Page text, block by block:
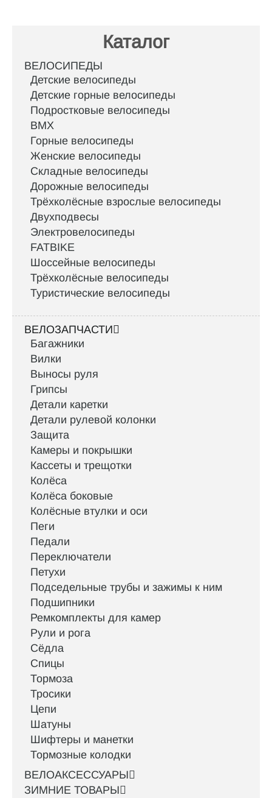
Каталог
ВЕЛОСИПЕДЫ
Детские велосипеды
Детские горные велосипеды
Подростковые велосипеды
BMX
Горные велосипеды
Женские велосипеды
Складные велосипеды
Дорожные велосипеды
Трёхколёсные взрослые велосипеды
Двухподвесы
Электровелосипеды
FATBIKE
Шоссейные велосипеды
Трёхколёсные велосипеды
Туристические велосипеды
ВЕЛОЗАПЧАСТИ
Багажники
Вилки
Выносы руля
Грипсы
Детали каретки
Детали рулевой колонки
Защита
Камеры и покрышки
Кассеты и трещотки
Колёса
Колёса боковые
Колёсные втулки и оси
Пеги
Педали
Переключатели
Петухи
Подседельные трубы и зажимы к ним
Подшипники
Ремкомплекты для камер
Рули и рога
Сёдла
Спицы
Тормоза
Тросики
Цепи
Шатуны
Шифтеры и манетки
Тормозные колодки
ВЕЛОАКСЕССУАРЫ
ЗИМНИЕ ТОВАРЫ